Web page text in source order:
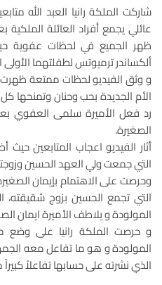
شاركت الملكة رانيا العبد الله
عائلي يجمع أفراد العائلة الملكية
ظهر الجميع في لحظات عفوية
ألكساندر ترميوتس لطفلتهما الأولى
و وثق الفيديو لحظات ممتعة
الأم الجديدة بحب وحنان وتمنحها
رد فعل الأميرة سلمى العفوي
الصغيرة.
أثار الفيديو اعجاب المتابعين حيث
التي جمعت ولي العهد الحسين
وحرصت على الاهتمام بإيمان
التي تجمع الحسين بزوج
المولودة و يلاطف الأميرة ايمان
و حرصت الملكة رانيا على وضع
المولودة و هو ما تفاعل معه
الذي نشرته على حسابها تفاعلاً